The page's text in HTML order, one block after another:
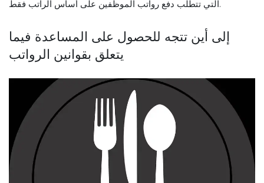
التي تتطلب دفع رواتب الموظفين على أساس الراتب فقط.
إلى أين تتجه للحصول على المساعدة فيما
يتعلق بقوانين الرواتب